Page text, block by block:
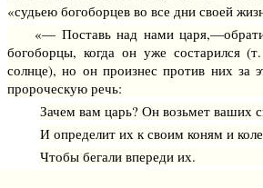
«судьею богоборцев во все дни своей
«— Поставь над нами
богоборцы, когда он уже состарился
солнце), но он произнес против них за
пророческую речь:
Зачем вам царь? Он возьмет ваших
И определит их к своим коням и
Чтобы бегали впереди их.